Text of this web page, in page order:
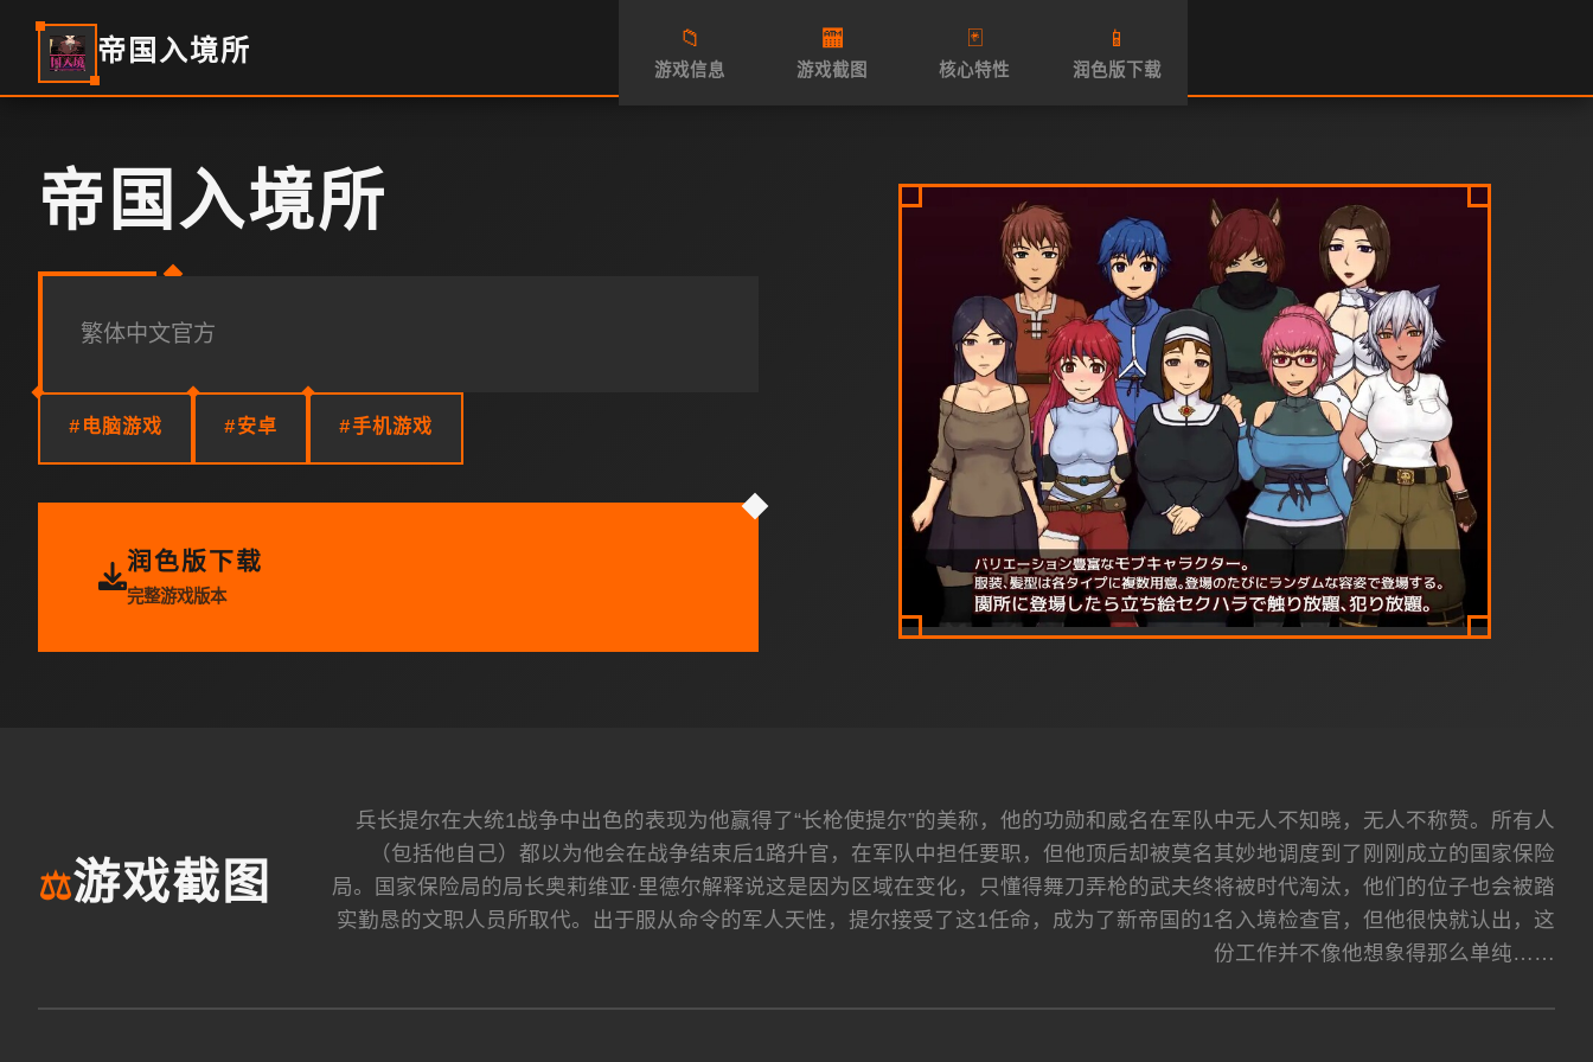
帝国入境所 📁
游戏信息
🏧
游戏截图
🃏
核心特性
📱
润色版下载
帝国入境所
繁体中文官方
#电脑游戏 #安卓 #手机游戏
润色版下载
完整游戏版本
⚖️游戏截图
兵长提尔在大统1战争中出色的表现为他赢得了“长枪使提尔”的美称，他的功勋和威名在军队中无人不知晓，无人不称赞。所有人
（包括他自己）都以为他会在战争结束后1路升官，在军队中担任要职，但他顶后却被莫名其妙地调度到了刚刚成立的国家保险
局。国家保险局的局长奥莉维亚·里德尔解释说这是因为区域在变化，只懂得舞刀弄枪的武夫终将被时代淘汰，他们的位子也会被踏
实勤恳的文职人员所取代。出于服从命令的军人天性，提尔接受了这1任命，成为了新帝国的1名入境检查官，但他很快就认出，这
份工作并不像他想象得那么单纯……